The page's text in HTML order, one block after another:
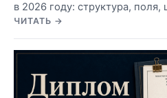
в 2026 году: структура,
заголовки, список
ошибки и финальный чек-
ЧИТАТЬ →